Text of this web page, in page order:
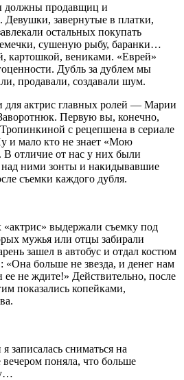
должны продавщиц и
Девушки, завернутые в платки,
остальных покупать
сушеную рыбу, баранки…
картошкой, вениками. «Еврей»
Дубль за дублем мы
продавали, создавали шум.
для актрис главных ролей — Марии
Первую вы, конечно,
с рецепшена в сериале
и мало кто не знает «Мою
отличие от нас у них были
ними зонты и накидывавшие
съемки каждого дубля.
выдержали съемку под
мужья или отцы забирали
зашел в автобус и отдал костюм
«Она больше не звезда, и денег нам
ее не ждите!» Действительно, после
показались копейками,
записалась сниматься на
поняла, что больше